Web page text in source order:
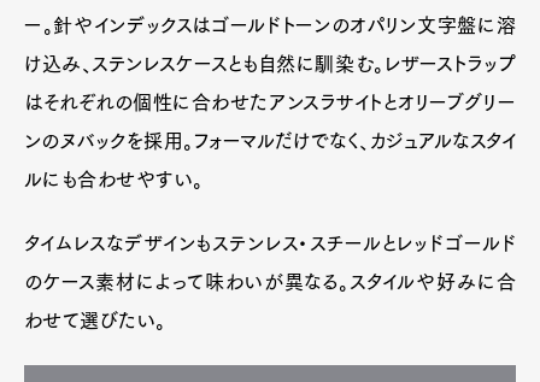
ー。針やインデックスはゴールドトーンのオパリン文字盤に溶
け込み、ステンレスケースとも自然に馴染む。レザーストラップ
はそれぞれの個性に合わせたアンスラサイトとオリーブグリー
ンのヌバックを採用。フォーマルだけでなく、カジュアルなスタイ
ルにも合わせやすい。
タイムレスなデザインもステンレス・スチールとレッドゴールド
のケース素材によって味わいが異なる。スタイルや好みに合
わせて選びたい。